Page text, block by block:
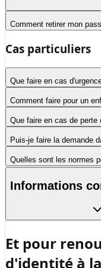
Comment retirer mon
Cas particuliers
Que faire en cas
Comment faire pour un
Que faire en cas de perte
Puis-je faire la demande
Quelles sont les normes
Informations
Et pour
d'identité à la